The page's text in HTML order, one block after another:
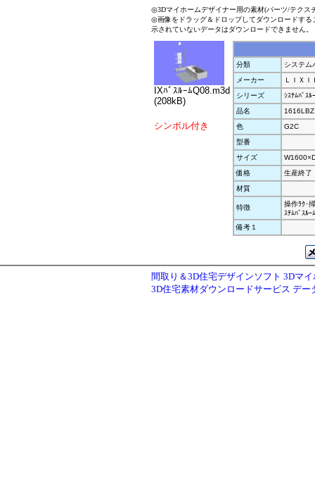
◎3Dマイホームデザイナー用の素材(パーツ/テクス
◎画像をドラッグ＆ドロップしてダウンロードす
示されていないデータはダウンロードできません。
IXﾊﾞｽﾙｰﾑQ08.m3d
(208kB)
シンボル付き
分類
システム
メーカー
ＬＩＸＩ
シリーズ
ｼｽﾃﾑﾊﾞｽ
品名
1616LBZ
色
G2C
型番
サイズ
価格
生産終了
材質
特徴
操作ﾗｸ･
ｽﾃﾑﾊﾞｽﾙｰﾑ
備考１
間取り＆3D住宅デザインソフト 3Dマ
3D住宅素材ダウンロードサービス デー